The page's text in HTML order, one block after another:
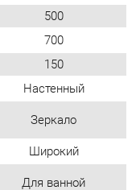
Зеркало
Широкий
Для ванной
Да
Модульный
Распашные
С зеркалом